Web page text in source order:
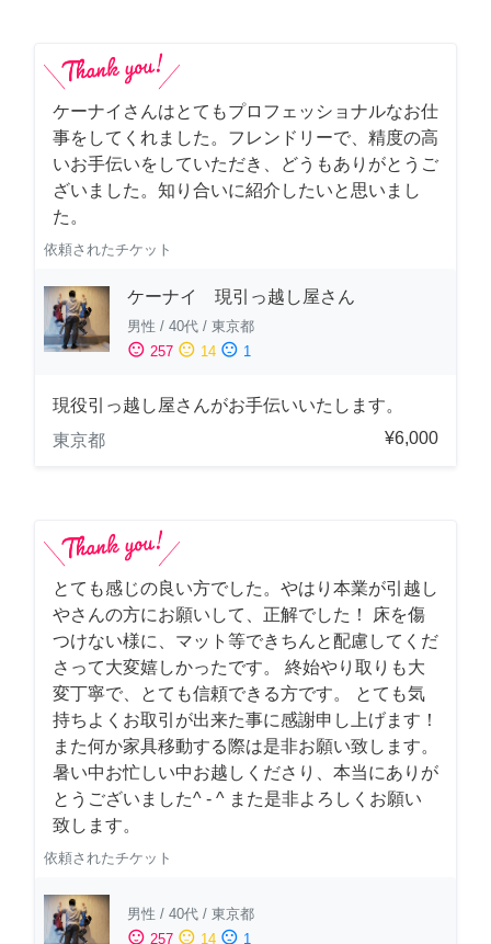
ケーナイさんはとてもプロフェッショナルなお仕
事をしてくれました。フレンドリーで、精度の高
いお手伝いをしていただき、どうもありがとうご
ざいました。知り合いに紹介したいと思いまし
た。
依頼されたチケット
ケーナイ 現引っ越し屋さん
男性 / 40代 / 東京都
sentiment_satisfied 257 sentiment_neutral 14 sentiment_dissatisfied 1
現役引っ越し屋さんがお手伝いいたします。
東京都
¥6,000
とても感じの良い方でした。やはり本業が引越し
やさんの方にお願いして、正解でした！ 床を傷
つけない様に、マット等できちんと配慮してくだ
さって大変嬉しかったです。 終始やり取りも大
変丁寧で、とても信頼できる方です。 とても気
持ちよくお取引が出来た事に感謝申し上げます！
また何か家具移動する際は是非お願い致します。
暑い中お忙しい中お越しくださり、本当にありが
とうございました^ - ^ また是非よろしくお願い
致します。
依頼されたチケット
男性 / 40代 / 東京都
sentiment_satisfied 257 sentiment_neutral 14 sentiment_dissatisfied 1